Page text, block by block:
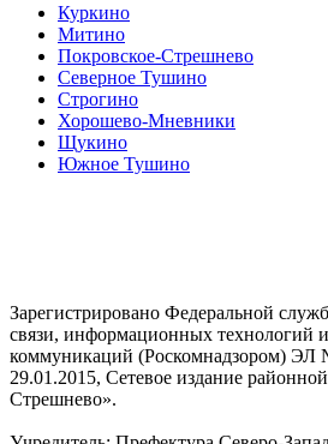
Куркино
Митино
Покровское-Стрешнево
Северное Тушино
Строгино
Хорошево-Мневники
Щукино
Южное Тушино
Зарегистрировано Федеральной
связи, информационных технологий
коммуникаций (Роскомнадзором)
29.01.2015, Сетевое издание
Стрешнево».